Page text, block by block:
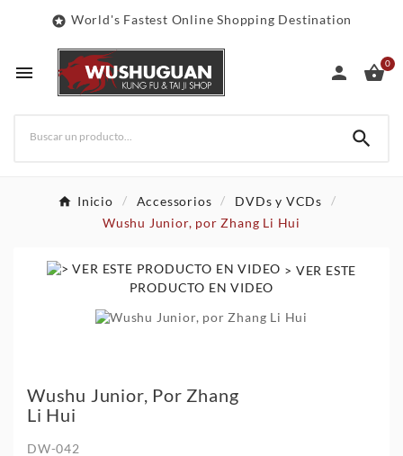
 World's Fastest Online Shopping Destination
  0

Inicio Accessorios
DVDs y VCDs
Wushu Junior, por Zhang Li Hui
> VER ESTE
PRODUCTO EN VIDEO
Wushu Junior, Por Zhang
Li Hui
DW-042